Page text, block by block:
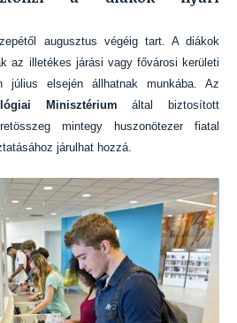
augusztus végéig tart. A diákok
az illetékes járási vagy fővárosi kerületi
július elsején állhatnak munkába. Az
Minisztérium által biztosított
mintegy huszonötezer fiatal
járulhat hozzá.